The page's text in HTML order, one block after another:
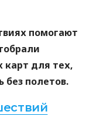
помогают
карт для тех,
без полетов.